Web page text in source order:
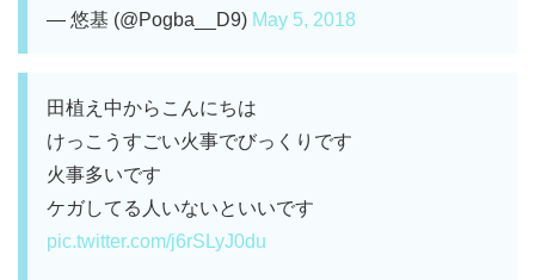
— 悠基 (@Pogba__D9) May 5, 2018
田植え中からこんにちは
けっこうすごい火事でびっくりです
火事多いです
ケガしてる人いないといいです
pic.twitter.com/j6rSLyJ0du